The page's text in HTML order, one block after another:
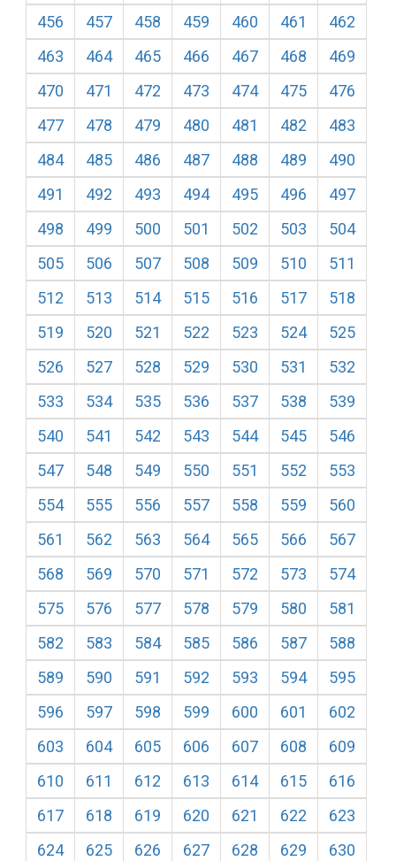
456 457 458 459 460 461
462
463
464 465 466 467 468
469
470
471 472 473 474 475
476
477
478 479 480 481 482
483
484
485 486 487 488 489
490
491
492 493 494 495 496
497
498
499 500 501 502 503
504
505
506 507 508 509 510
511
512
513 514 515 516 517
518
519
520 521 522 523 524
525
526
527 528 529 530 531
532
533
534 535 536 537 538
539
540
541 542 543 544 545
546
547
548 549 550 551 552
553
554
555 556 557 558 559
560
561
562 563 564 565 566
567
568
569 570 571 572 573
574
575
576 577 578 579 580
581
582
583 584 585 586 587
588
589
590 591 592 593 594
595
596
597 598 599 600 601
602
603
604 605 606 607 608
609
610
611 612 613 614 615
616
617
618 619 620 621 622
623
624
625 626 627 628 629
630